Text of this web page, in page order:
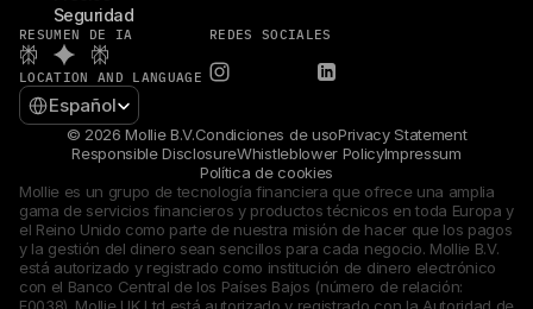
Seguridad
RESUMEN DE IA REDES SOCIALES
LOCATION AND LANGUAGE
Select Language
Español
© 2026 Mollie B.V.Condiciones de usoPrivacy Statement
Responsible DisclosureWhistleblower PolicyImpressum
Política de cookies
Mollie es un grupo de tecnología financiera que ofrece una amplia
gama de servicios financieros y productos técnicos en toda Europa y
el Reino Unido como parte de nuestra misión de hacer que los pagos
y la gestión del dinero sean sencillos para cada negocio. Mollie B.V.
está autorizado y registrado como institución de dinero electrónico
con el Banco Central de los Países Bajos (número de relación: